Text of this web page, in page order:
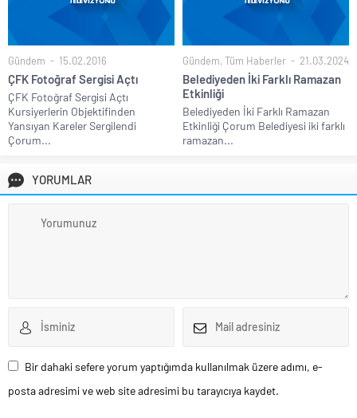
Gündem 15.02.2016
ÇFK Fotoğraf Sergisi Açtı
ÇFK Fotoğraf Sergisi Açtı
Kursiyerlerin Objektifinden
Yansıyan Kareler Sergilendi
Çorum...
Gündem, Tüm Haberler 21.03.2024
Belediyeden İki Farklı Ramazan
Etkinliği
Belediyeden İki Farklı Ramazan
Etkinliği Çorum Belediyesi iki farklı
ramazan...
YORUMLAR
Bir dahaki sefere yorum yaptığımda kullanılmak üzere adımı, e-
posta adresimi ve web site adresimi bu tarayıcıya kaydet.